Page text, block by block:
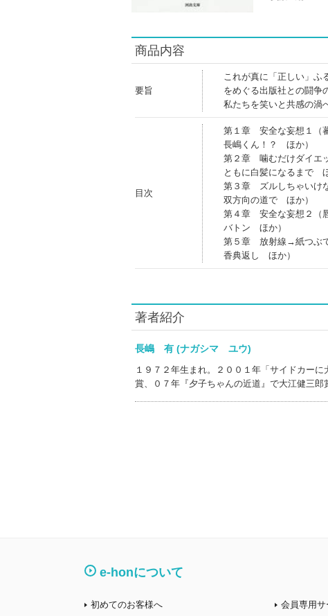
商品内容
要旨
これが真に「正しい」
をめぐる出版社との闘争
私たちを笑いと共感の渦
目次
第１章 安全な妄想１（
長嶋くん！？ ほか）
第２章 噛むだけダイエ
ともに白髪になるまで ほ
第３章 ズルしちゃいけ
双方向の道で ほか）
第４章 安全な妄想２（
バトン ほか）
第５章 放射線→紙つぶ
香典返し ほか）
著者紹介
長嶋 有 (ナガシマ ユウ)
１９７２年生まれ。２００１年「サイドカー
賞、０７年『夕子ちゃんの近道』で大江健三郎
e-honについて
初めてのお客様へ 会員専用サ